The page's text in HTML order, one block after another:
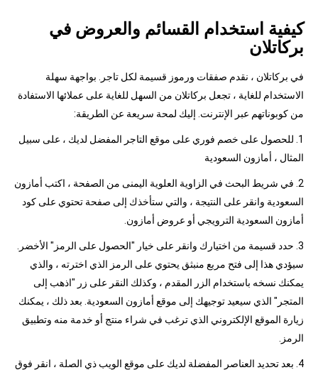
كيفية استخدام القسائم والعروض في
بركاتلان
في بركاتلان ، نقدم صفقات ورموز قسيمة لكل تاجر. بواجهة سهلة
الاستخدام للغاية ، تجعل بركاتلان من السهل للغاية على عملائها الاستفادة
من كوبوناتهم عبر الإنترنت. إليك لمحة سريعة عن الطريقة:
1. للحصول على خصم فوري على موقع التاجر المفضل لديك ، على سبيل
المثال ، أمازون السعودية
2. في شريط البحث في الزاوية العلوية اليمنى من الصفحة ، اكتب أمازون
السعودية وانقر على النتيجة ، والتي ستأخذك إلى صفحة تحتوي على كود
أمازون السعودية الترويجي أو عروض أمازون.
3. حدد قسيمة من اختيارك وانقر على خيار "الحصول على الرمز" الأخضر.
سيؤدي هذا إلى فتح مربع منبثق يحتوي على الرمز الذي اخترته ، والذي
يمكنك نسخه باستخدام الزر المقدم ، وكذلك النقر على زر "اذهب إلى
المتجر" الذي سيعيد توجيهك إلى موقع أمازون السعودية. بعد ذلك ، يمكنك
زيارة الموقع الإلكتروني الذي ترغب في شراء منتج أو خدمة منه وتطبيق
الرمز.
4. بعد تحديد العناصر المفضلة لديك على موقع الويب ذي الصلة ، انقر فوق